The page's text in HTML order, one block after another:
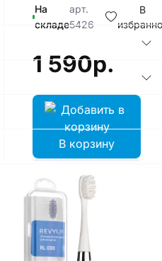
На
складе
арт.
5426
В
1 590р.
В корзину
Купить в
приложении
со скидкой
Цвет